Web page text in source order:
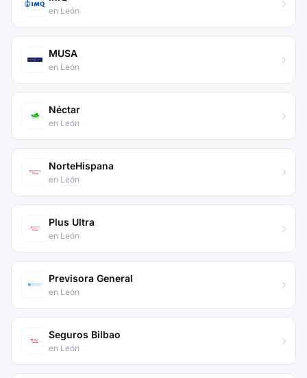
en León
MUSA
en León
Néctar
en León
NorteHispana
en León
Plus Ultra
en León
Previsora General
en León
Seguros Bilbao
en León